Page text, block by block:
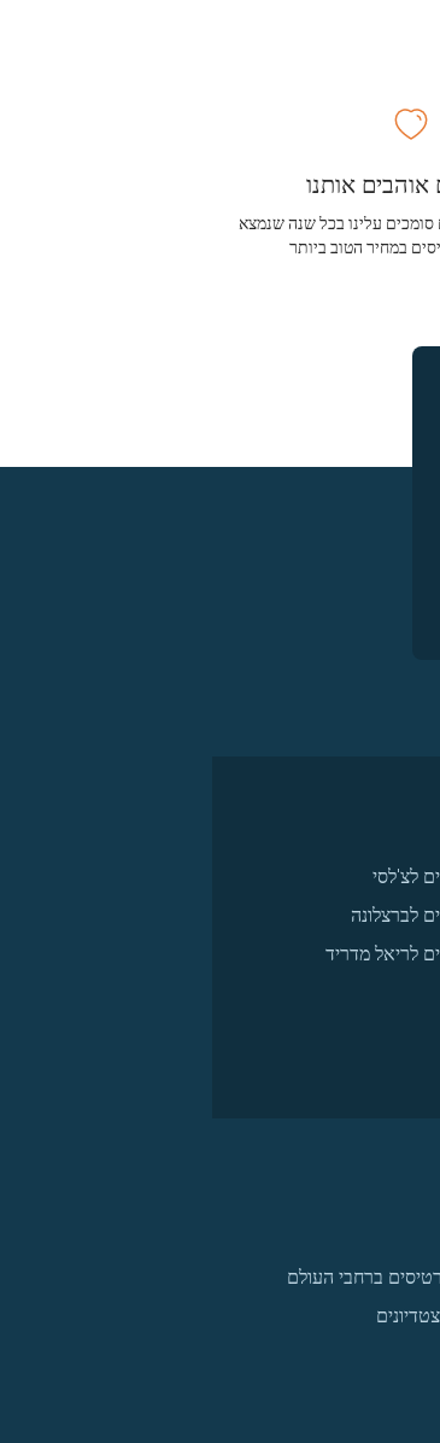
אוהבים אותנו
סומכים עלינו בכל שנה שנמצא
במחיר הטוב ביותר
לצ'לסי
לברצלונה
לריאל מדריד
ברחבי העולם